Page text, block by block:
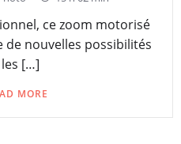
ce zoom motorisé
nouvelles possibilités
[…]
MORE